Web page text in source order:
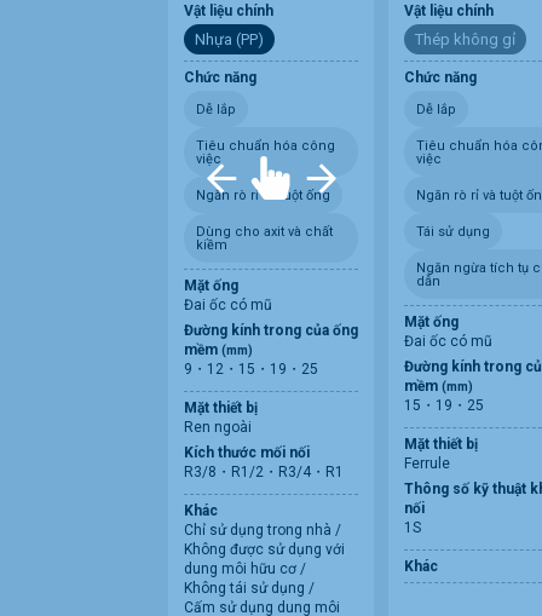
Vật liệu chính
Nhựa (PP)
Chức năng
Dễ lắp
Tiêu chuẩn hóa công
việc
Ngăn rò rỉ và tuột ống
Dùng cho axit và chất
kiềm
Mặt ống
Đai ốc có mũ
Đường kính trong của ống
mềm (mm)
9・12・15・19・25
Mặt thiết bị
Ren ngoài
Kích thước mối nối
R3/8・R1/2・R3/4・R1
Khác
Chỉ sử dụng trong nhà /
Không được sử dụng với
dung môi hữu cơ /
Không tái sử dụng /
Cấm sử dụng dung môi
Vật liệu chính
Thép không gỉ
Chức năng
Dễ lắp
Tiêu chuẩn hóa
việc
Ngăn rò rỉ và tuột
Tái sử dụng
Ngăn ngừa tích tụ
dẫn
Mặt ống
Đai ốc có mũ
Đường kính trong
mềm (mm)
15・19・25
Mặt thiết bị
Ferrule
Thông số kỹ thuật
nối
1S
Khác